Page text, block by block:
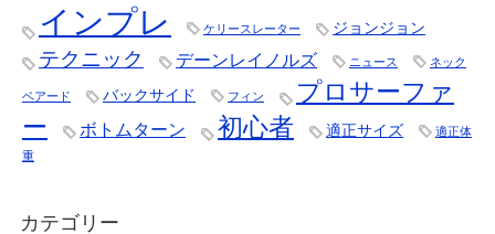
インプレ ケリースレーター ジョンジョン
テクニック デーンレイノルズ ニュース ネック
ベアード バックサイド フィン
プロサーファ
ー
ボトムターン 初心者 適正サイズ
適正体
重
カテゴリー